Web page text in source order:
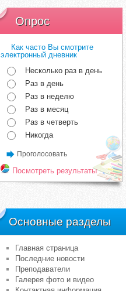
Опрос
Как часто Вы смотрите
электронный дневник
Несколько раз в день
Раз в день
Раз в неделю
Раз в месяц
Раз в четверть
Никогда
Проголосовать
Посмотреть результаты
Основные разделы
Главная страница
Последние новости
Преподаватели
Галерея фото и видео